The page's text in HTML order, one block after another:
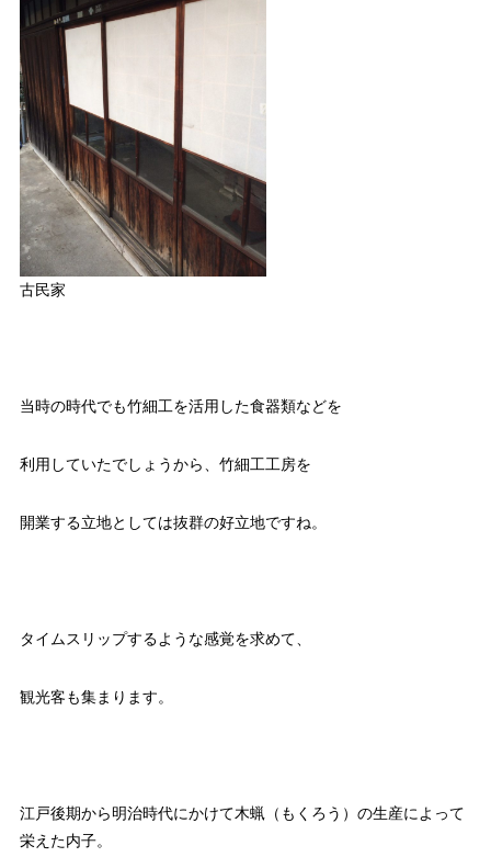
古民家
当時の時代でも竹細工を活用した食器類などを
利用していたでしょうから、竹細工工房を
開業する立地としては抜群の好立地ですね。
タイムスリップするような感覚を求めて、
観光客も集まります。
江戸後期から明治時代にかけて木蝋（もくろう）の生産によって
栄えた内子。